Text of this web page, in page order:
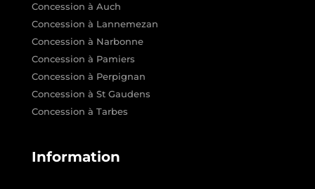
Concession à Auch
Concession à Lannemezan
Concession à Narbonne
Concession à Pamiers
Concession à Perpignan
Concession à St Gaudens
Concession à Tarbes
Information